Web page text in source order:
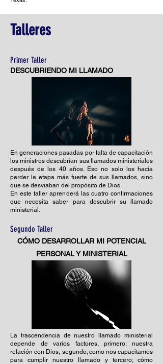
Talleres
Primer Taller
DESCUBRIENDO MI LLAMADO
En generaciones pasadas por falta de capacitación
los ministros descubrían sus llamados ministeriales
después de los 40 años. Eso no solo los hacía
perder la etapa más fuerte de sus llamados, sino
que se desviaban del propósito de Dios.
En este taller aprenderá las cuatro confirmaciones
que necesita saber para descubrir su llamado
ministerial.
Segundo Taller
CÓMO DESARROLLAR MI POTENCIAL
PERSONAL Y MINISTERIAL
La trascendencia de nuestro llamado ministerial
depende de varios factores, primero; nuestra
relación con Dios, segundo; como nos capacitamos
para cumplir nuestro llamado y tercero; cómo